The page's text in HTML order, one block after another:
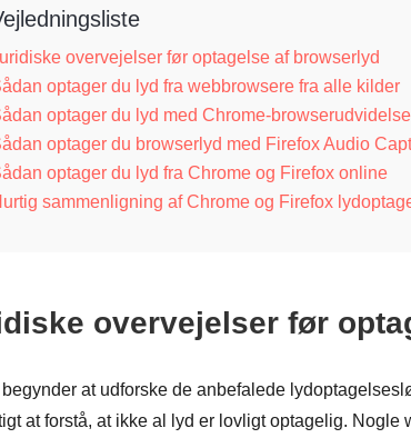
overvejelser før optagelse af browserlyd
optager du lyd fra webbrowsere fra alle kilder
optager du lyd med Chrome-
optager du browserlyd med Firefox Audio
optager du lyd fra Chrome og Firefox online
sammenligning af Chrome og Firefox
overvejelser før
begynder at udforske de anbefalede
at forstå, at ikke al lyd er lovligt optagelig.